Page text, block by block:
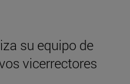
su equipo de
vicerrectores